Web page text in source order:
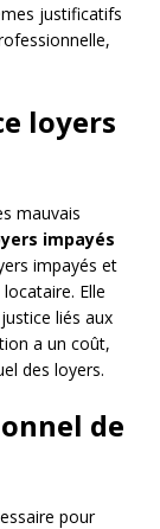
justificatifs
loyers
mauvais
impayés
impayés et
Elle
liés aux
a un coût,
des loyers.
de
pour